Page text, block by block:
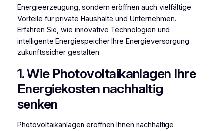
Energieerzeugung, sondern eröffnen auch vielfältige
Vorteile für private Haushalte und Unternehmen.
Erfahren Sie, wie innovative Technologien und
intelligente Energiespeicher Ihre Energieversorgung
zukunftssicher gestalten.
1. Wie Photovoltaikanlagen Ihre
Energiekosten nachhaltig
senken
Photovoltaikanlagen eröffnen Ihnen nachhaltige